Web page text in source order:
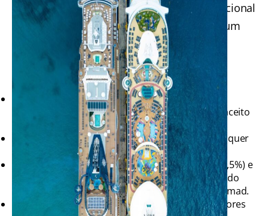
gorjetas) e use um cartão de débito internacional
para seus gastos durante a viagem. Tenha um
cartão de crédito para emergências.
Sugiro que utilize aNomad. Você terá:
uma conta internacional sem taxa de abertura e
manutenção + um cartão de débito em dólares aceito
atendimento 24h em português em caso de qualquer
para conversão de reais em dólares, encargos (3,5%) e
taxa de conversão podendo chegar a 1% de acordo
com Nomad Pass, programa de fidelidade da Nomad.
segurança, praticidade e economia com as melhores